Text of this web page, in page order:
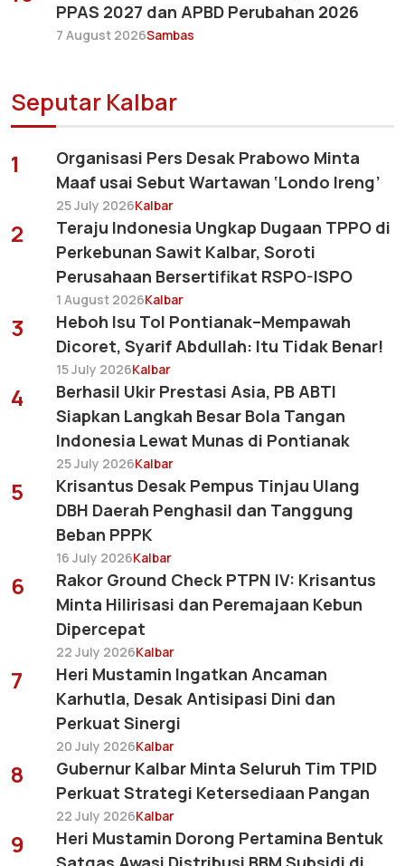
PPAS 2027 dan APBD Perubahan 2026
7 August 2026Sambas
Seputar Kalbar
1
Organisasi Pers Desak Prabowo Minta
Maaf usai Sebut Wartawan ‘Londo Ireng’
25 July 2026Kalbar
2
Teraju Indonesia Ungkap Dugaan TPPO di
Perkebunan Sawit Kalbar, Soroti
Perusahaan Bersertifikat RSPO-ISPO
1 August 2026Kalbar
3
Heboh Isu Tol Pontianak–Mempawah
Dicoret, Syarif Abdullah: Itu Tidak Benar!
15 July 2026Kalbar
4
Berhasil Ukir Prestasi Asia, PB ABTI
Siapkan Langkah Besar Bola Tangan
Indonesia Lewat Munas di Pontianak
25 July 2026Kalbar
5
Krisantus Desak Pempus Tinjau Ulang
DBH Daerah Penghasil dan Tanggung
Beban PPPK
16 July 2026Kalbar
6
Rakor Ground Check PTPN IV: Krisantus
Minta Hilirisasi dan Peremajaan Kebun
Dipercepat
22 July 2026Kalbar
7
Heri Mustamin Ingatkan Ancaman
Karhutla, Desak Antisipasi Dini dan
Perkuat Sinergi
20 July 2026Kalbar
8
Gubernur Kalbar Minta Seluruh Tim TPID
Perkuat Strategi Ketersediaan Pangan
22 July 2026Kalbar
9
Heri Mustamin Dorong Pertamina Bentuk